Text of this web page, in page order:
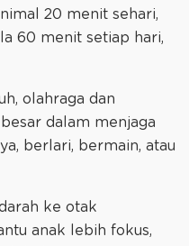
20 menit sehari,
60 menit setiap hari,
olahraga dan
dalam menjaga
berlari, bermain, atau
ke otak
anak lebih fokus,